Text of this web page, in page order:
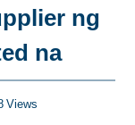
ng
na
Views